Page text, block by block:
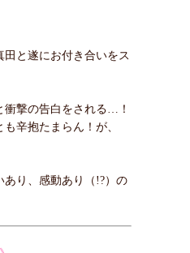
と遂にお付き合いをス
衝撃の告白をされる…！
辛抱たまらん！が、
あり、感動あり（!?）の